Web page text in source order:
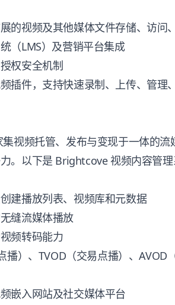
的视频及其他媒体文件存储、访问
（LMS）及营销平台集成
权安全机制
插件，支持快速录制、上传、管理
视频托管、发布与变现于一体的流
。以下是 Brightcove 视频内容管理
建播放列表、视频库和元数据
缝流媒体播放
频转码能力
播）、TVOD（交易点播）、AVOD
嵌入网站及社交媒体平台